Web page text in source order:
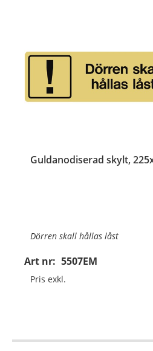
Guldanodiserad skylt,
Art nr: 5507EM
Dörren skall hållas låst
Material:Guldanodiserad
Pris exkl.